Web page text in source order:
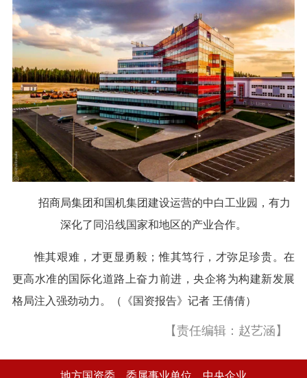
招商局集团和国机集团建设运营的中白工业园，有力
深化了同沿线国家和地区的产业合作。
惟其艰难，才更显勇毅；惟其笃行，才弥足珍贵。在
更高水准的国际化道路上奋力前进，央企将为构建新发展
格局注入强劲动力。（《国资报告》记者 王倩倩）
【责任编辑：赵艺涵】
地方国资委 委属事业单位 中央企业